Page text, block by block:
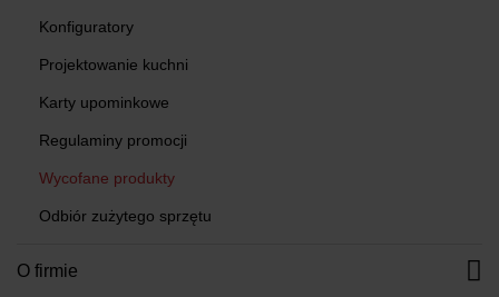
Konfiguratory
Projektowanie kuchni
Karty upominkowe
Regulaminy promocji
Wycofane produkty
Odbiór zużytego sprzętu
O firmie